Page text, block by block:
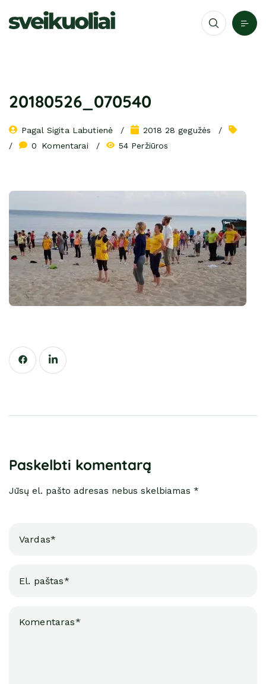
20180526_070540
Pagal Sigita Labutienė
2018 28 gegužės
0
Komentarai 54 Peržiūros
Paskelbti komentarą
Jūsų el. pašto adresas nebus skelbiamas *